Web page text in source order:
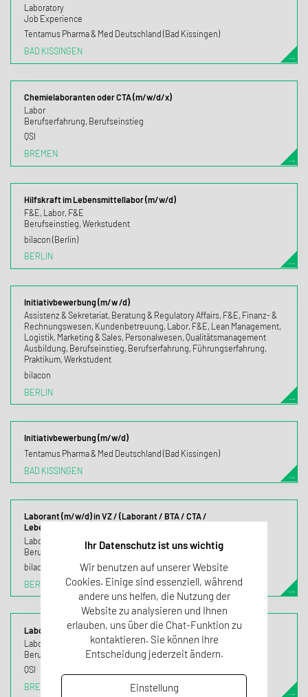
Laboratory
Job Experience
Tentamus Pharma & Med Deutschland (Bad Kissingen)
BAD KISSINGEN
Chemielaboranten oder CTA (m/w/d/x)
Labor
Berufserfahrung, Berufseinstieg
QSI
BREMEN
Hilfskraft im Lebensmittellabor (m/w/d)
F&E, Labor, F&E
Berufseinstieg, Werkstudent
bilacon (Berlin)
BERLIN
Initiativbewerbung (m/w /d)
Assistenz & Sekretariat, Beratung & Regulatory Affairs, F&E, Finanz- &
Rechnungswesen, Kundenbetreuung, Labor, F&E, Lean Management,
Logistik, Marketing & Sales, Personalwesen, Qualitätsmanagement
Ausbildung, Berufseinstieg, Berufserfahrung, Führungserfahrung,
Praktikum, Werkstudent
bilacon
BERLIN
Initiativbewerbung (m/w/d)
Tentamus Pharma & Med Deutschland (Bad Kissingen)
BAD KISSINGEN
Laborant (m/w/d) in VZ / (Laborant / BTA / CTA /
Lebensmitteltechniker (m/w/d) mit/ohne Berufserfahrung):
Labor, F&E
Berufseinstieg, Berufserfahrung
bilacon
BERLIN
Laborant (m/w/d/x) Chromatographie
Labor
Berufserfahrung, Berufseinstieg
QSI
BREMEN
Ihr Datenschutz ist uns wichtig
Wir benutzen auf unserer Website
Cookies. Einige sind essenziell, während
andere uns helfen, die Nutzung der
Website zu analysieren und Ihnen
erlauben, uns über die Chat-Funktion zu
kontaktieren. Sie können Ihre
Entscheidung jederzeit ändern.
Einstellung